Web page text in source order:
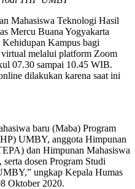
Mahasiswa Teknologi Hasil
Mercu Buana Yogyakarta
Kampus bagi
melalui platform Zoom
07.30 sampai 10.45 WIB.
dilakukan karena saat ini
baru (Maba) Program
UMBY, anggota Himpunan
dan Himpunan Mahasiswa
dosen Program Studi
ungkap Kepala Humas
Oktober 2020.